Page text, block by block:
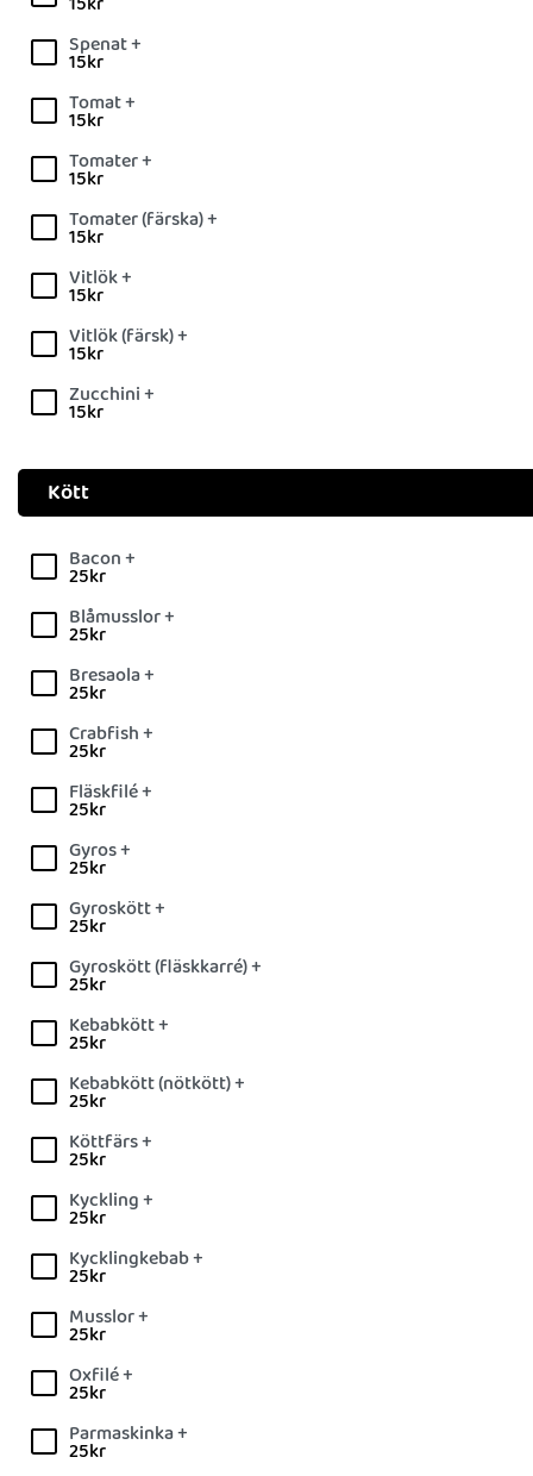
Spenat +
15kr
Tomat +
15kr
Tomater +
15kr
Tomater (färska) +
15kr
Vitlök +
15kr
Vitlök (färsk) +
15kr
Zucchini +
15kr
Kött
Bacon +
25kr
Blåmusslor +
25kr
Bresaola +
25kr
Crabfish +
25kr
Fläskfilé +
25kr
Gyros +
25kr
Gyroskött +
25kr
Gyroskött (fläskkarré) +
25kr
Kebabkött +
25kr
Kebabkött (nötkött) +
25kr
Köttfärs +
25kr
Kyckling +
25kr
Kycklingkebab +
25kr
Musslor +
25kr
Oxfilé +
25kr
Parmaskinka +
25kr